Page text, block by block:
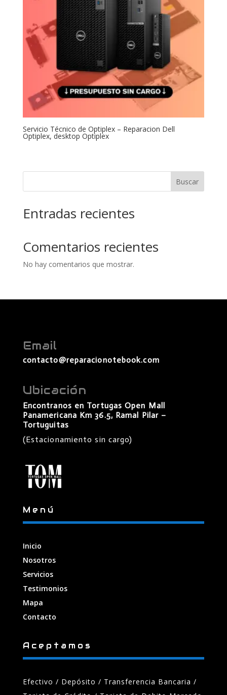
Servicio Técnico de Optiplex – Reparacion Dell
Optiplex, desktop Optiplex
Buscar
Entradas recientes
Comentarios recientes
No hay comentarios que mostrar.
Email
contacto@reparacionotebook.com
Ubicación
Encontranos en Tortugas Open Mall
Panamericana Km 36.5, Ramal Pilar –
Tortuguitas
(Estacionamiento sin cargo)
Menú
Inicio
Nosotros
Servicios
Testimonios
Mapa
Contacto
Aceptamos
Efectivo / Depósito / Transferencia Bancaria /